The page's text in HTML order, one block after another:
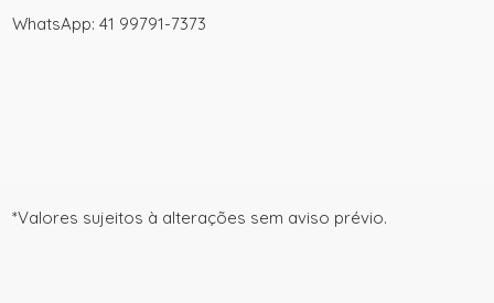
WhatsApp: 41 99791-7373
*Valores sujeitos à alterações sem aviso prévio.